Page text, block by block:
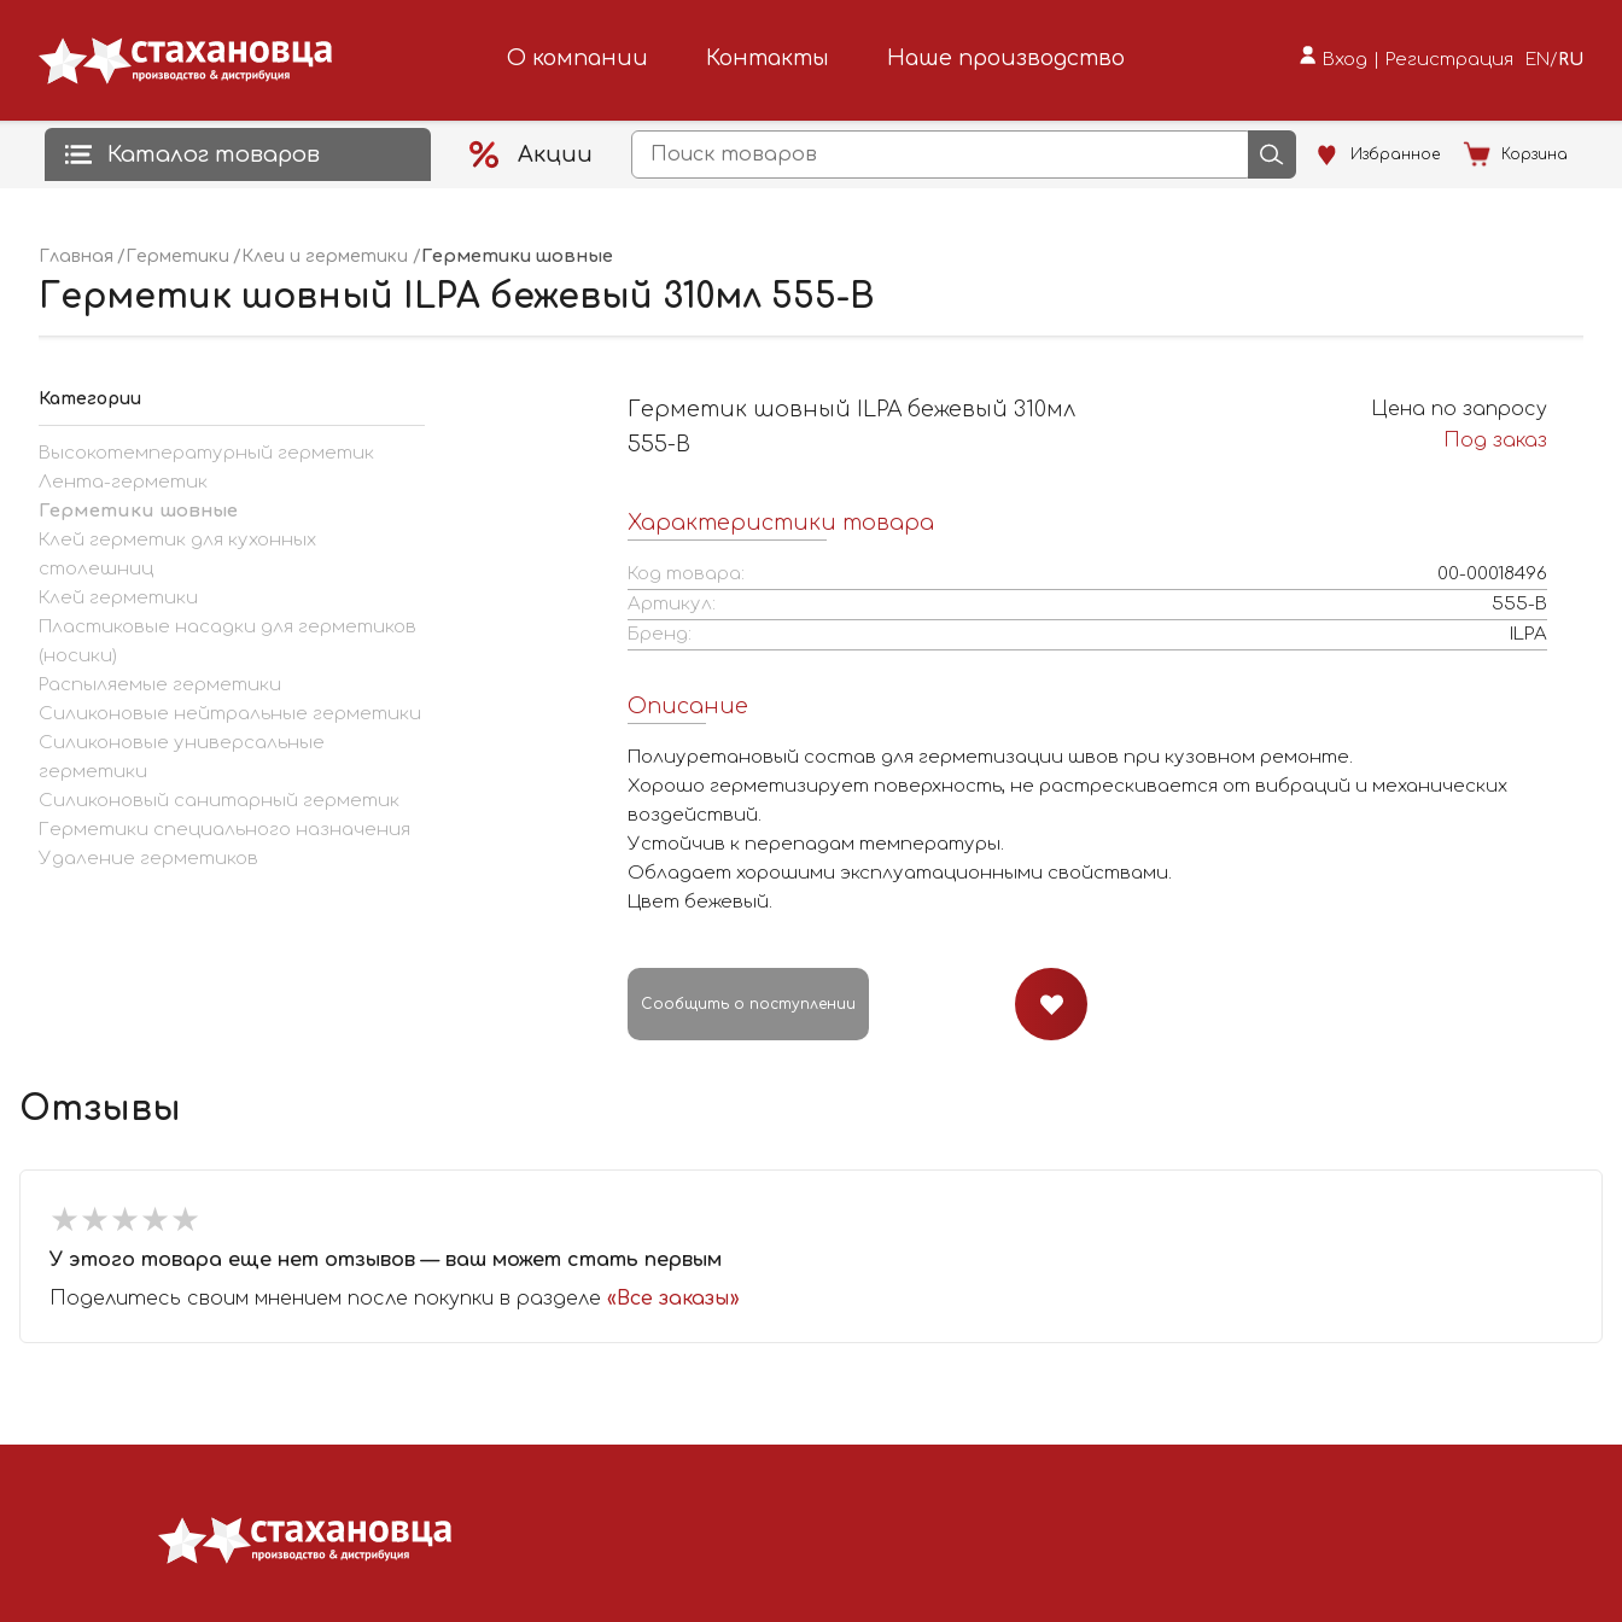
О компании Контакты Наше производство Вход | Регистрация EN /RU
Каталог товаров Акции Избранное Корзина
Главная Герметики Клеи и герметики Герметики шовные
Герметик шовный ILPA бежевый 310мл 555-B
Категории
Высокотемпературный герметик
Лента-герметик
Герметики шовные
Клей герметик для кухонных
столешниц
Клей герметики
Пластиковые насадки для герметиков
(носики)
Распыляемые герметики
Силиконовые нейтральные герметики
Силиконовые универсальные
герметики
Силиконовый санитарный герметик
Герметики специального назначения
Удаление герметиков
Герметик шовный ILPA бежевый 310мл
555-B
Характеристики товара
Код товара:
00-00018496
Артикул:
555-B
Бренд:
ILPA
Описание
Полиуретановый состав для герметизации швов при кузовном ремонте.
Хорошо герметизирует поверхность, не растрескивается от вибраций и механических
воздействий.
Устойчив к перепадам температуры.
Обладает хорошими эксплуатационными свойствами.
Цвет бежевый.
Цена по запросу
Под заказ
Сообщить о поступлении
Отзывы
★★★★★
★★★★★
У этого товара еще нет отзывов — ваш может стать первым
Поделитесь своим мнением после покупки в разделе «Все заказы»